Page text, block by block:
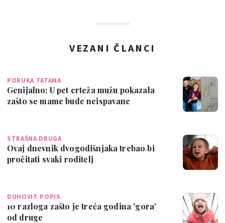
VEZANI ČLANCI
PORUKA TATAMA
Genijalno: U pet crteža mužu pokazala
zašto se mame bude neispavane
STRAŠNA DRUGA
Ovaj dnevnik dvogodišnjaka trebao bi
pročitati svaki roditelj
DUHOVIT POPIS
10 razloga zašto je treća godina 'gora'
od druge